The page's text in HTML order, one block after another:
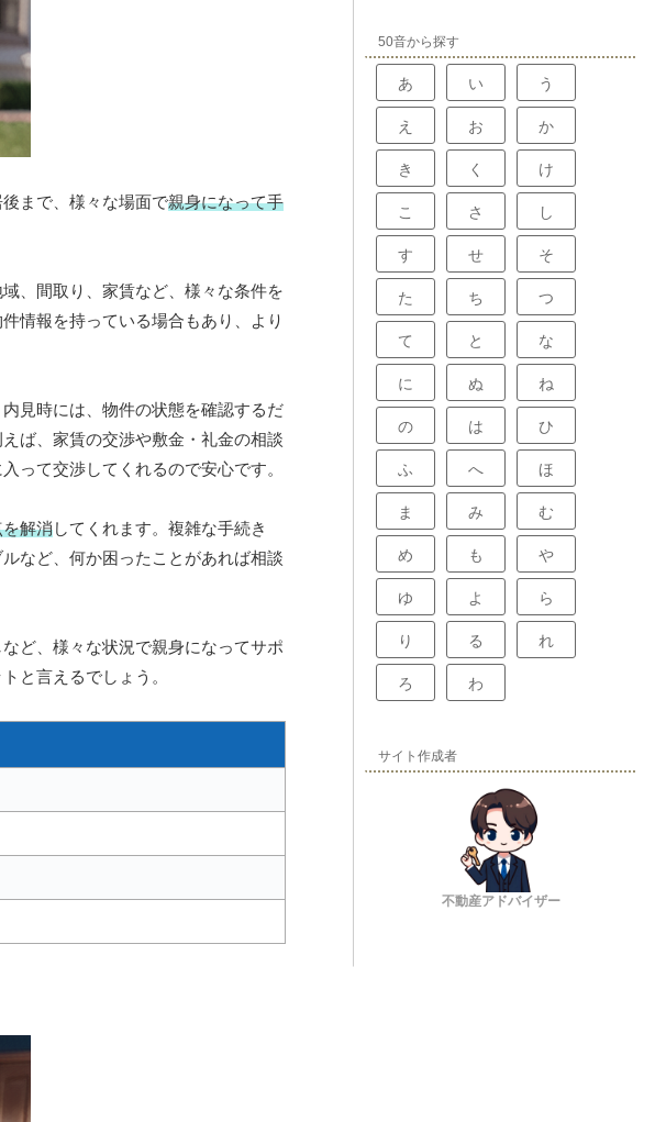
まで、様々な場面で親身になって手
、間取り、家賃など、様々な条件を
情報を持っている場合もあり、より
見時には、物件の状態を確認するだ
ば、家賃の交渉や敷金・礼金の相談
って交渉してくれるので安心です。
解消してくれます。複雑な手続き
など、何か困ったことがあれば相談
ど、様々な状況で親身になってサポ
と言えるでしょう。
50音から探す
あ い う
え お か
き く け
こ さ し
す せ そ
た ち つ
て と な
に ぬ ね
の は ひ
ふ へ ほ
ま み む
め も や
ゆ よ ら
り る れ
ろ わ
サイト作成者
不動産アドバイザー